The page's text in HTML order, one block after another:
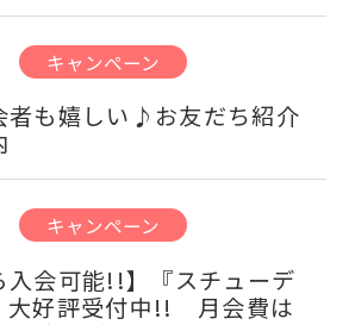
キャンペーン
者も嬉しい♪お友だち紹介
キャンペーン
入会可能!!】『スチューデ
大好評受付中!! 月会費は